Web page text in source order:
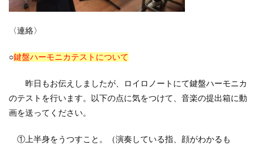
〈連絡〉
○鍵盤ハーモニカテストについて
昨日もお伝えしましたが、ロイロノートにて鍵盤ハーモニカ
のテストを行います。以下の点に気をつけて、音楽の提出箱に動
画を送ってください。
①上半身をうつすこと。（演奏している指、顔がわかるも